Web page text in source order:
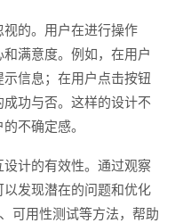
的。用户在进行操作
满意度。例如，在用户
信息；在用户点击按钮
功与否。这样的设计不
不确定感。
计的有效性。通过观察
发现潜在的问题和优化
可用性测试等方法，帮助
准企业官网建设 · 外贸网